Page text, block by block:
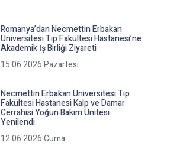
Romanya’dan Necmettin Erbakan
Üniversitesi Tıp Fakültesi Hastanesi’ne
Akademik İş Birliği Ziyareti
15.06.2026 Pazartesi
Necmettin Erbakan Üniversitesi Tıp
Fakültesi Hastanesi Kalp ve Damar
Cerrahisi Yoğun Bakım Ünitesi
Yenilendi
12.06.2026 Cuma